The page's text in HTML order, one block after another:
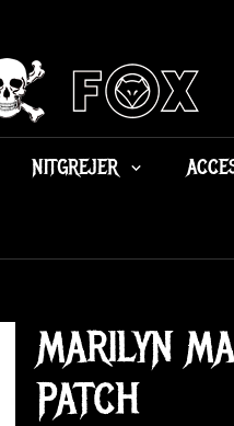
NITGREJER
MARILYN
PATCH